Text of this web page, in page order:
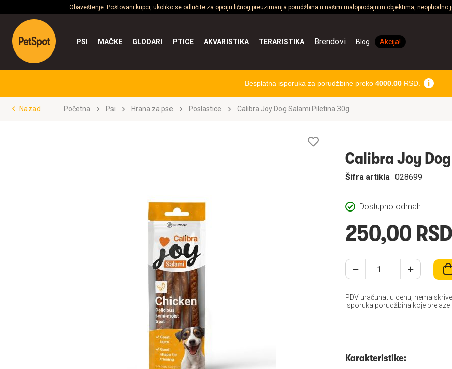
Obaveštenje: Poštovani kupci, ukoliko se odlučite za opciju ličnog preuzimanja porudžbina u našim maloprodajnim objektima,
PSI MAČKE GLODARI PTICE AKVARISTIKA TERARISTIKA Brendovi Blog Akcija!
Besplatna isporuka za porudžbine preko 4000.00RSD.
Nazad Početna Psi Hrana za pse Poslastice Calibra Joy Dog Salami Piletina 30g
želja
Calibra Joy
Dostupno odmah
Šifra artikla 028699
250,00 RSD
PDV uračunat u cenu, nema
Isporuka porudžbina koje
Karakteristike: